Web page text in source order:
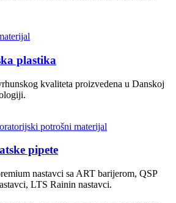
plastika
kvaliteta proizvedena u Danskoj
potrošni materijal
pipete
nastavci sa ART barijerom, QSP
LTS Rainin nastavci.